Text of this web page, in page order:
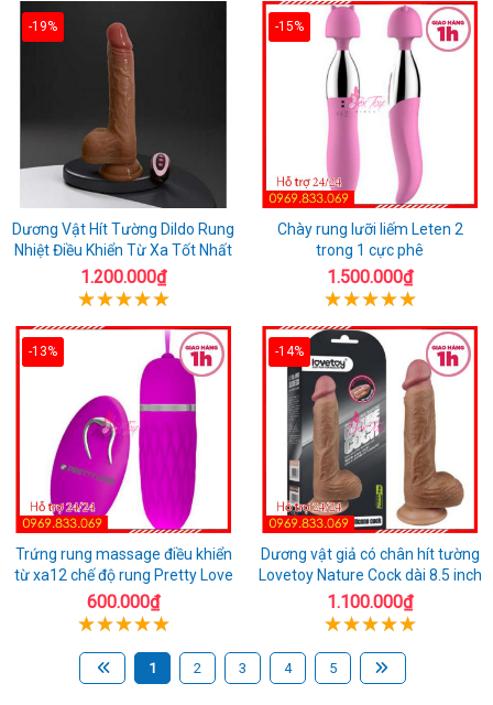
-19%
Dương Vật Hít Tường Dildo Rung
Nhiệt Điều Khiển Từ Xa Tốt Nhất
1.200.000₫
-15%
Chày rung lưỡi liếm Leten 2
trong 1 cực phê
1.500.000₫
-13%
Trứng rung massage điều khiển
từ xa12 chế độ rung Pretty Love
600.000₫
-14%
Dương vật giả có chân hít tường
Lovetoy Nature Cock dài 8.5 inch
1.100.000₫
1 2 3 4 5